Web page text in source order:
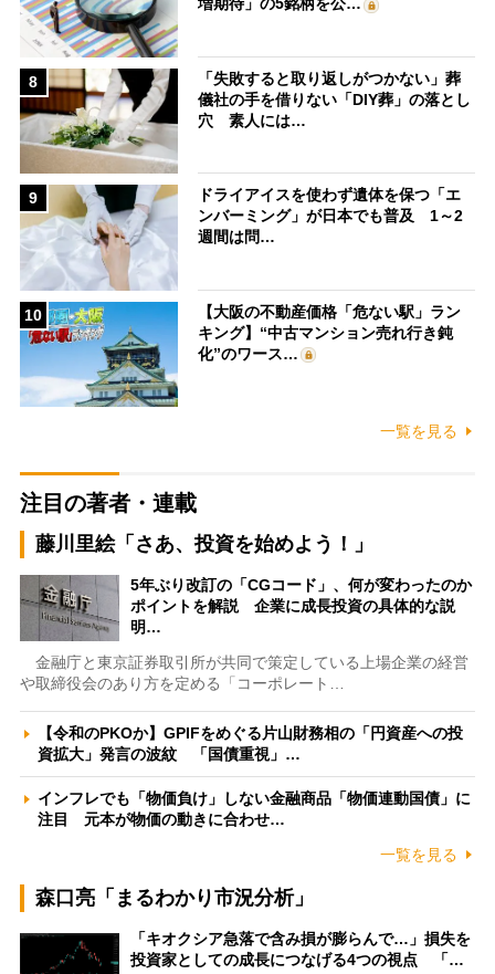
8
「失敗すると取り返しがつかない」葬
儀社の手を借りない「DIY葬」の落とし
穴 素人には…
9
ドライアイスを使わず遺体を保つ「エ
ンバーミング」が日本でも普及 1～2
週間は問…
10
【大阪の不動産価格「危ない駅」ラン
キング】“中古マンション売れ行き鈍
化”のワース…
一覧を見る
注目の著者・連載
藤川里絵「さあ、投資を始めよう！」
5年ぶり改訂の「CGコード」、何が変わったのか
ポイントを解説 企業に成長投資の具体的な説
明…
金融庁と東京証券取引所が共同で策定している上場企業の経営
や取締役会のあり方を定める「コーポレート…
【令和のPKOか】GPIFをめぐる片山財務相の「円資産への投
資拡大」発言の波紋 「国債重視」…
インフレでも「物価負け」しない金融商品「物価連動国債」に
注目 元本が物価の動きに合わせ…
一覧を見る
森口亮「まるわかり市況分析」
「キオクシア急落で含み損が膨らんで…」損失を
投資家としての成長につなげる4つの視点 「…